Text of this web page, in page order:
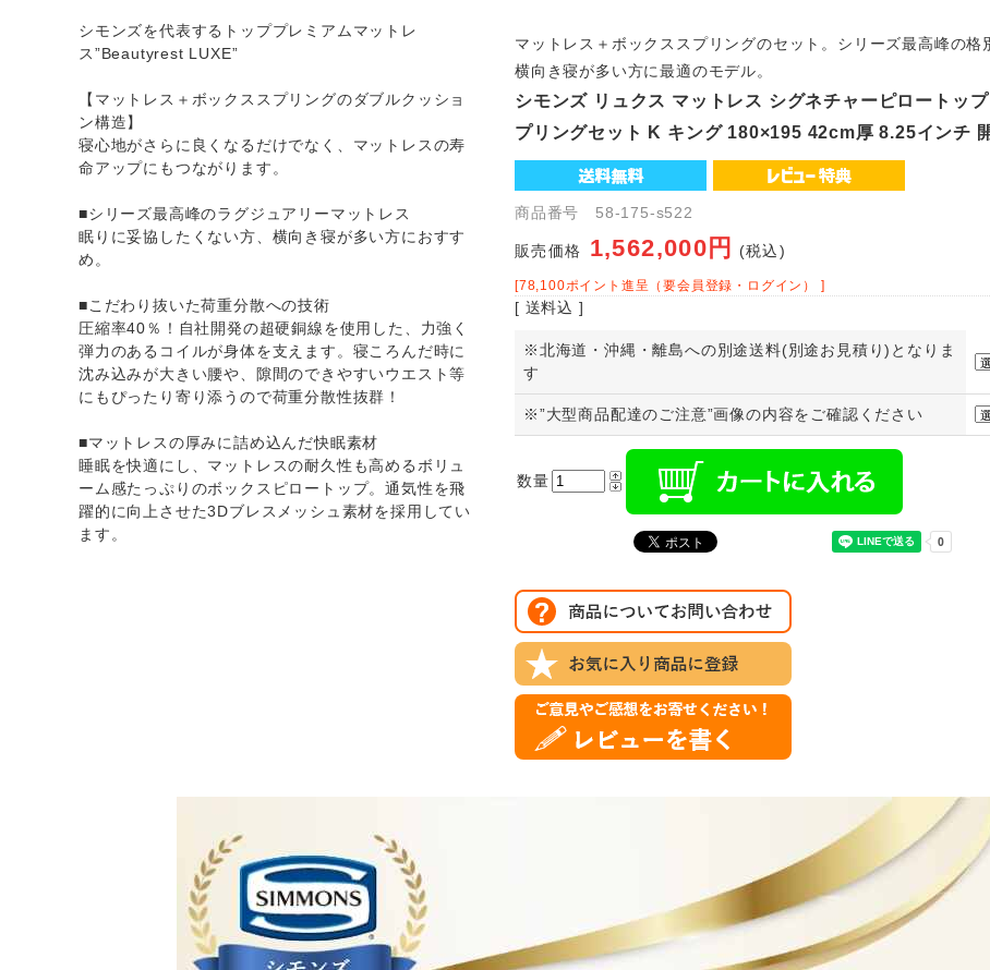
シモンズを代表するトッププレミアムマットレ
ス”Beautyrest LUXE”
【マットレス＋ボックススプリングのダブルクッショ
ン構造】
寝心地がさらに良くなるだけでなく、マットレスの寿
命アップにもつながります。
■シリーズ最高峰のラグジュアリーマットレス
眠りに妥協したくない方、横向き寝が多い方におすす
め。
■こだわり抜いた荷重分散への技術
圧縮率40％！自社開発の超硬銅線を使用した、力強く
弾力のあるコイルが身体を支えます。寝ころんだ時に
沈み込みが大きい腰や、隙間のできやすいウエスト等
にもぴったり寄り添うので荷重分散性抜群！
■マットレスの厚みに詰め込んだ快眠素材
睡眠を快適にし、マットレスの耐久性も高めるボリュ
ーム感たっぷりのボックスピロートップ。通気性を飛
躍的に向上させた3Dブレスメッシュ素材を採用してい
ます。
マットレス＋ボックススプリングのセット。シリーズ最高峰の格
横向き寝が多い方に最適のモデル。
シモンズ リュクス マットレス シグネチャーピロートッ
プリングセット K キング 180×195 42cm厚 8.25インチ
商品番号 58-175-s522
販売価格 1,562,000円 (税込)
[78,100ポイント進呈（要会員登録・ログイン） ]
[ 送料込 ]
※北海道・沖縄・離島への別途送料(別途お見積り)となりま
す
※”大型商品配達のご注意”画像の内容をご確認ください
数量